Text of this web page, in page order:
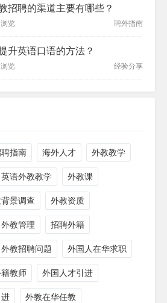
招聘的渠道主要有哪些？
览 聘外指南
升英语口语的方法？
览 经验分享
指南 海外人才 外教教学
英语外教教学 外教课
景调查 外教资质
外教管理 招聘外籍
外教招聘问题 外国人在华求职
教师 外国人才引进
外教在华任教